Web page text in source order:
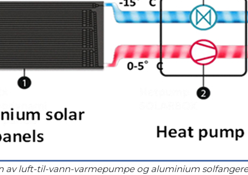
av luft-til-vann-varmepumpe og aluminium